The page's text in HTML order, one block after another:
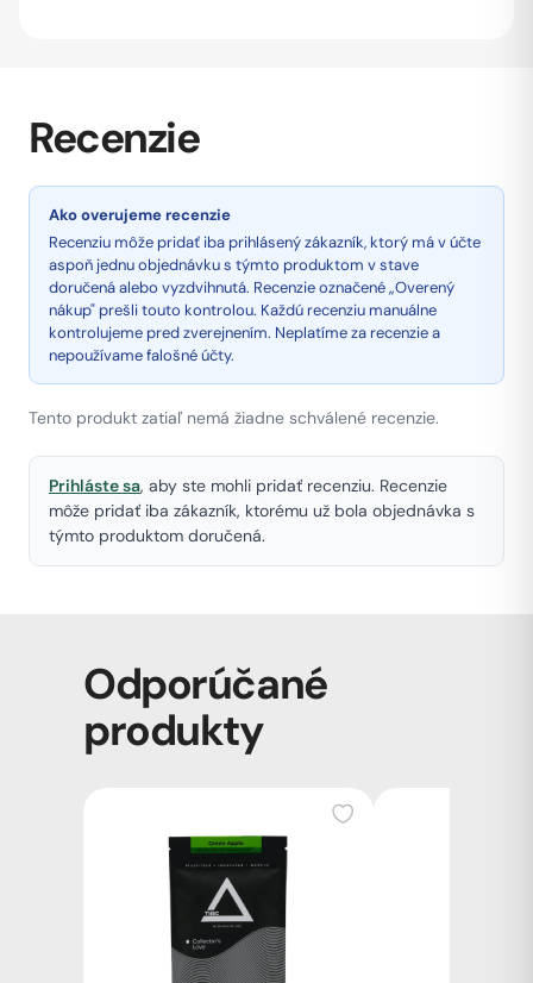
Recenzie
Ako overujeme recenzie
Recenziu môže pridať iba prihlásený zákazník, ktorý má v účte
aspoň jednu objednávku s týmto produktom v stave
doručená alebo vyzdvihnutá. Recenzie označené „Overený
nákup" prešli touto kontrolou. Každú recenziu manuálne
kontrolujeme pred zverejnením. Neplatíme za recenzie a
nepoužívame falošné účty.
Tento produkt zatiaľ nemá žiadne schválené recenzie.
Prihláste sa, aby ste mohli pridať recenziu. Recenzie
môže pridať iba zákazník, ktorému už bola objednávka s
týmto produktom doručená.
Odporúčané
produkty